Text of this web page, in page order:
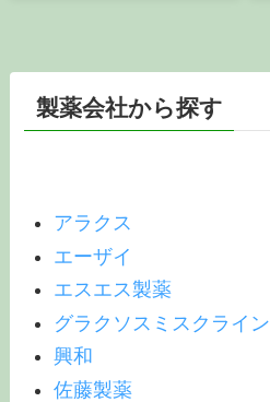
製薬会社から探す
アラクス
エーザイ
エスエス製薬
グラクソスミスクライン
興和
佐藤製薬